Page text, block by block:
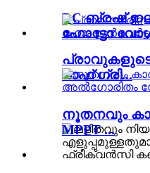
DC ബ്രഷ്
ഫോട്ടോ
ഓഫ് ഗ്രി...
നൂതനവും
MPPT ...